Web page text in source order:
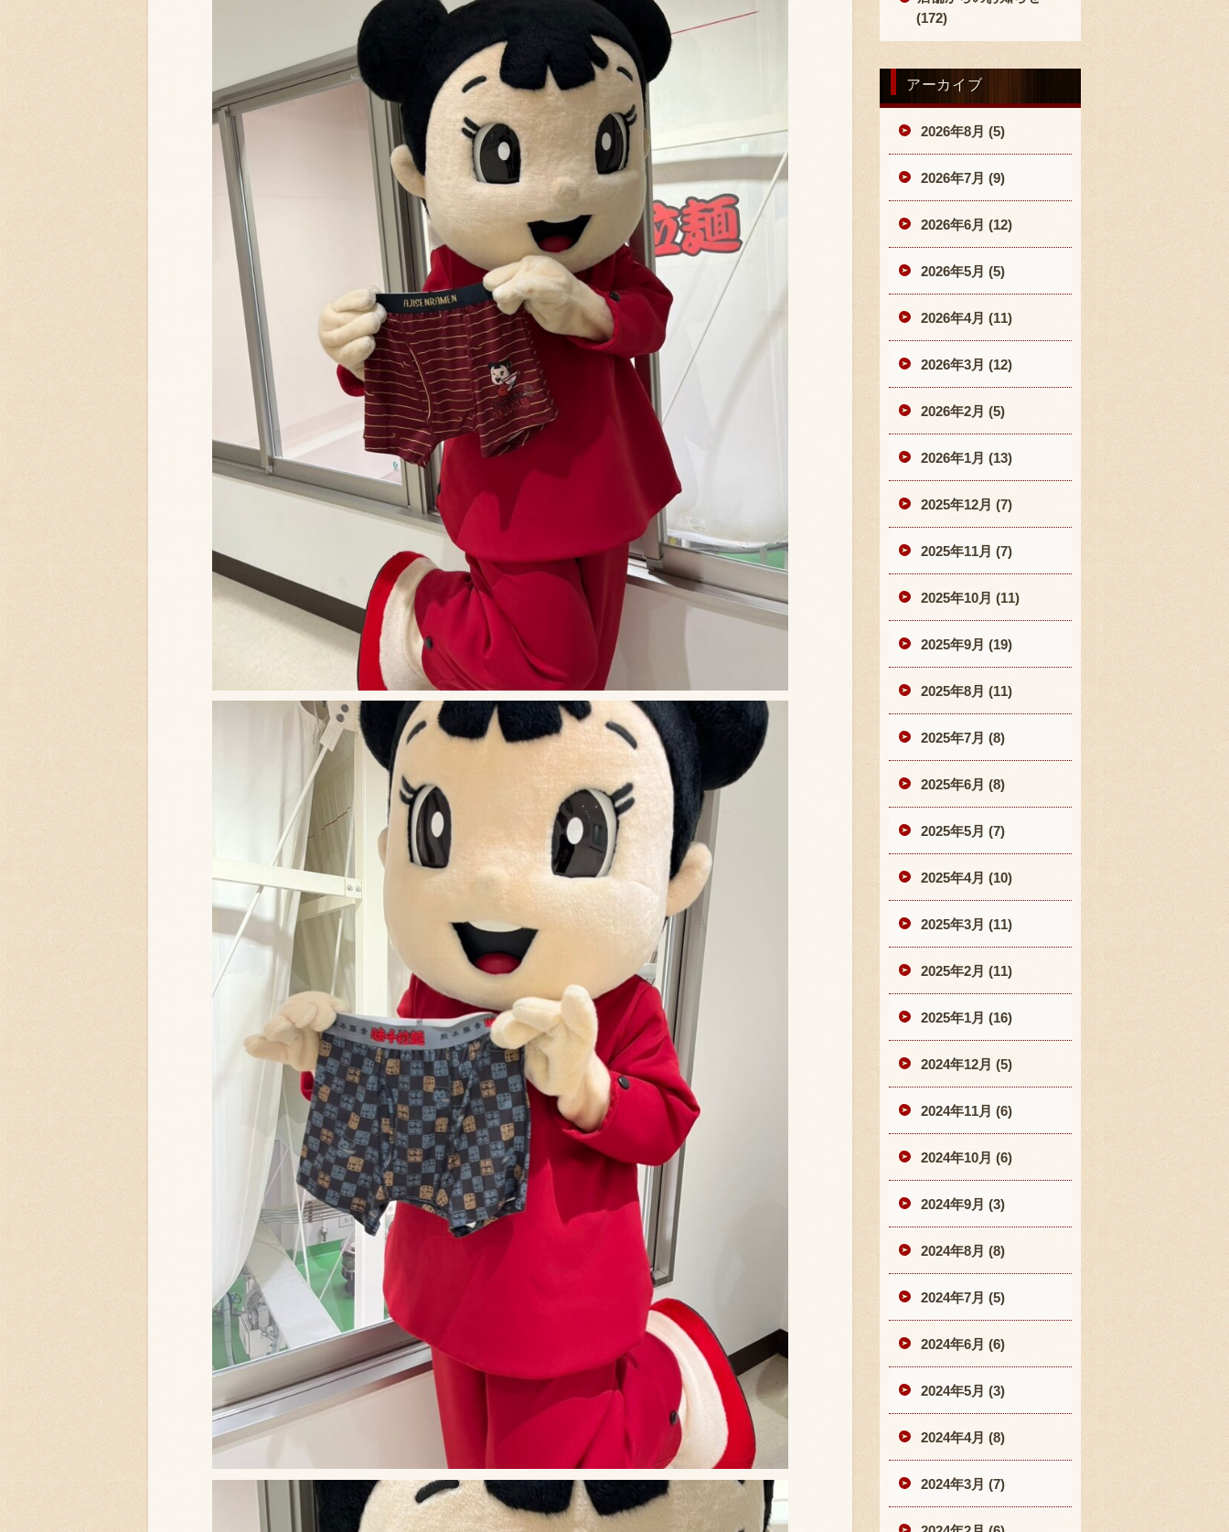
(172)
アーカイブ
2026年8月 (5)
2026年7月 (9)
2026年6月 (12)
2026年5月 (5)
2026年4月 (11)
2026年3月 (12)
2026年2月 (5)
2026年1月 (13)
2025年12月 (7)
2025年11月 (7)
2025年10月 (11)
2025年9月 (19)
2025年8月 (11)
2025年7月 (8)
2025年6月 (8)
2025年5月 (7)
2025年4月 (10)
2025年3月 (11)
2025年2月 (11)
2025年1月 (16)
2024年12月 (5)
2024年11月 (6)
2024年10月 (6)
2024年9月 (3)
2024年8月 (8)
2024年7月 (5)
2024年6月 (6)
2024年5月 (3)
2024年4月 (8)
2024年3月 (7)